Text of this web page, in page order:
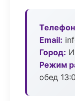
Email:
Город:
Режим
обед